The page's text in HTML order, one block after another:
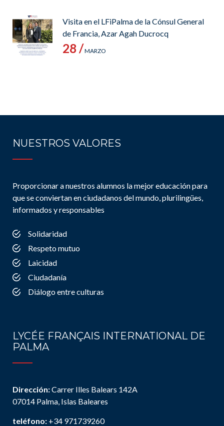
Visita en el LFiPalma de la Cónsul General
de Francia, Azar Agah Ducrocq
28 /MARZO
NUESTROS VALORES
Proporcionar a nuestros alumnos la mejor educación para
que se conviertan en ciudadanos del mundo, plurilingües,
informados y responsables
Solidaridad
Respeto mutuo
Laicidad
Ciudadanía
Diálogo entre culturas
LYCÉE FRANÇAIS INTERNATIONAL DE
PALMA
Dirección:Carrer Illes Balears 142A
07014 Palma, Islas Baleares
teléfono: +34 971739260